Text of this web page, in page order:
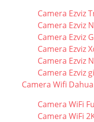
Camera Ezviz
Camera Ezviz
Camera Ezviz
Camera Ezviz
Camera Ezviz
Camera Ezviz
Camera Wifi Dahua
Camera WiFi
Camera WiFi